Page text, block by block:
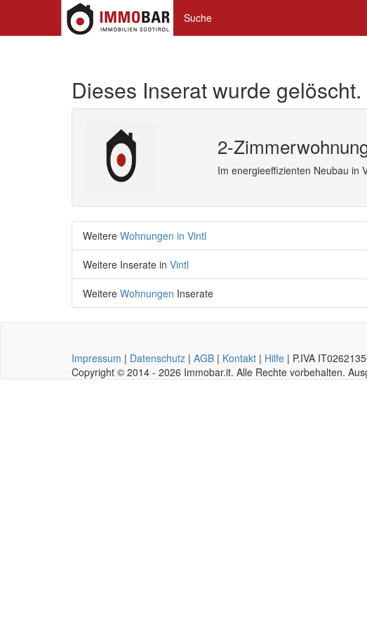
Suche
Dieses Inserat wurde gelöscht.
2-
Im energieeffizienten Neubau in
Weitere Wohnungen in Vintl
Weitere Inserate in Vintl
Weitere Wohnungen Inserate
Impressum | Datenschutz | AGB | Kontakt | Hilfe | P.IVA IT026213
Copyright © 2014 - 2026 Immobar.it. Alle Rechte vorbehalten.